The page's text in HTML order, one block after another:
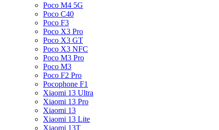
Poco M4 5G
Poco C40
Poco F3
Poco X3 Pro
Poco X3 GT
Poco X3 NFC
Poco M3 Pro
Poco M3
Poco F2 Pro
Pocophone F1
Xiaomi 13 Ultra
Xiaomi 13 Pro
Xiaomi 13
Xiaomi 13 Lite
Xiaomi 13T